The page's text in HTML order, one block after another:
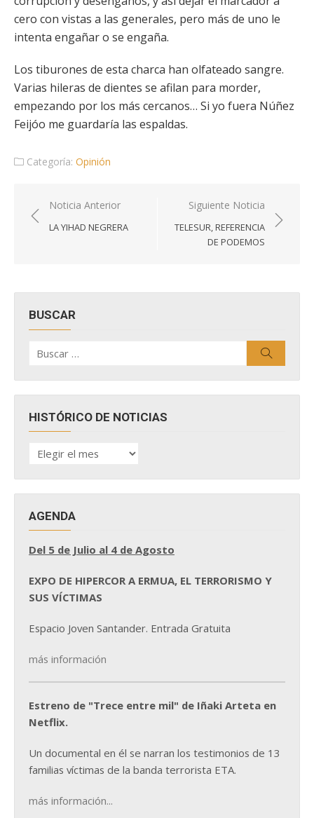
cero con vistas a las generales, pero más de uno le
intenta engañar o se engaña.
Los tiburones de esta charca han olfateado sangre.
Varias hileras de dientes se afilan para morder,
empezando por los más cercanos… Si yo fuera Núñez
Feijóo me guardaría las espaldas.
Categoría: Opinión
Navegación
de
Noticia Anterior
LA YIHAD NEGRERA
Siguiente Noticia
TELESUR, REFERENCIA
DE PODEMOS
BUSCAR
por:
HISTÓRICO DE NOTICIAS
HISTÓRICO
DE
AGENDA
Del 5 de Julio al 4 de Agosto
EXPO DE HIPERCOR A ERMUA, EL TERRORISMO Y
SUS VÍCTIMAS
Espacio Joven Santander. Entrada Gratuita
más información
Estreno de "Trece entre mil" de Iñaki Arteta en
Netflix.
Un documental en él se narran los testimonios de 13
familias víctimas de la banda terrorista ETA.
más información...